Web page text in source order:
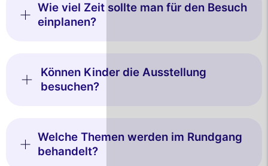
Wie viel Zeit sollte man für den Besuch
einplanen?
Können Kinder die Ausstellung
besuchen?
Welche Themen werden im Rundgang
behandelt?